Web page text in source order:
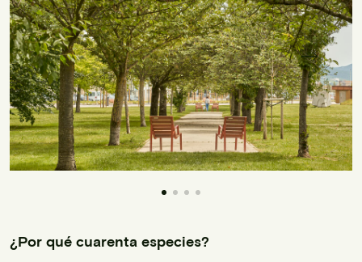
¿Por qué cuarenta especies?